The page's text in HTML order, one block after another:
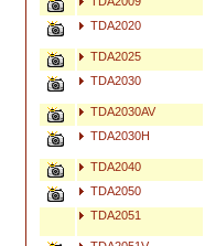
TDA2020
TDA2025
TDA2030
TDA2030AV
TDA2030H
TDA2040
TDA2050
TDA2051